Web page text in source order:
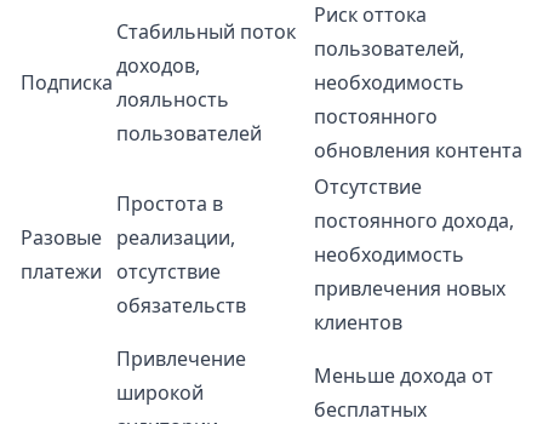
Подписка
Стабильный поток
доходов,
лояльность
пользователей
Риск оттока
пользователей,
необходимость
постоянного
обновления контента
Разовые
платежи
Простота в
реализации,
отсутствие
обязательств
Отсутствие
постоянного дохода,
необходимость
привлечения новых
клиентов
Привлечение
широкой
Меньше дохода от
бесплатных